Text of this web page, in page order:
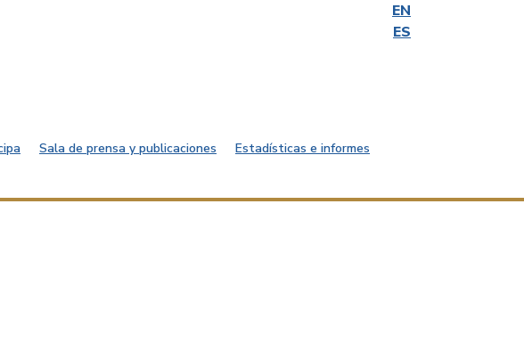
EN
ES
Sala de prensa y publicaciones
Estadísticas e informes